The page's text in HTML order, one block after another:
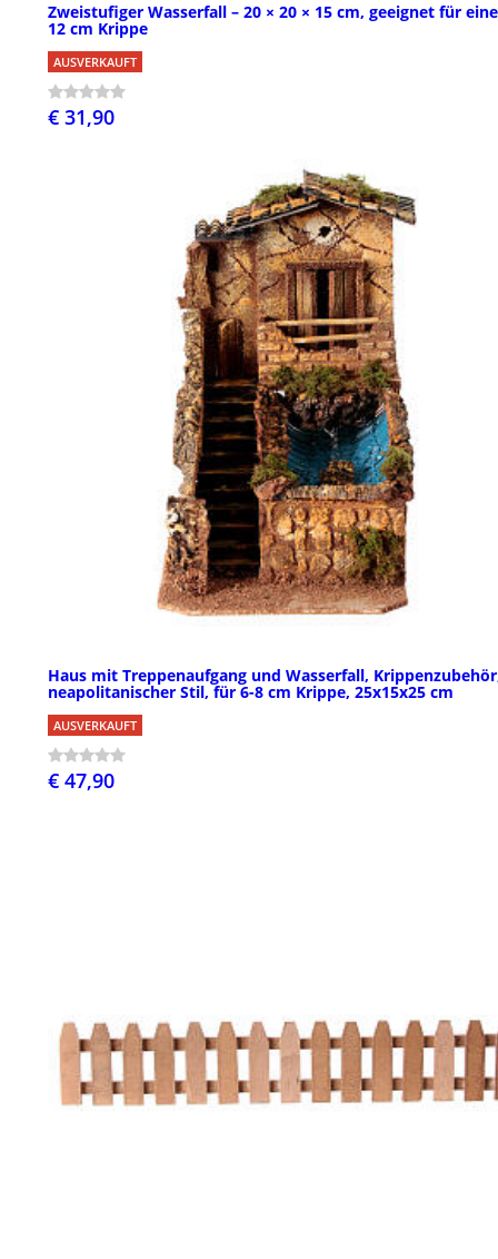
Zweistufiger Wasserfall – 20 × 20 × 15 cm, geeignet für
12 cm Krippe
AUSVERKAUFT
€ 31,90
Haus mit Treppenaufgang und Wasserfall,
neapolitanischer Stil, für 6-8 cm Krippe, 25x15x25 cm
AUSVERKAUFT
€ 47,90